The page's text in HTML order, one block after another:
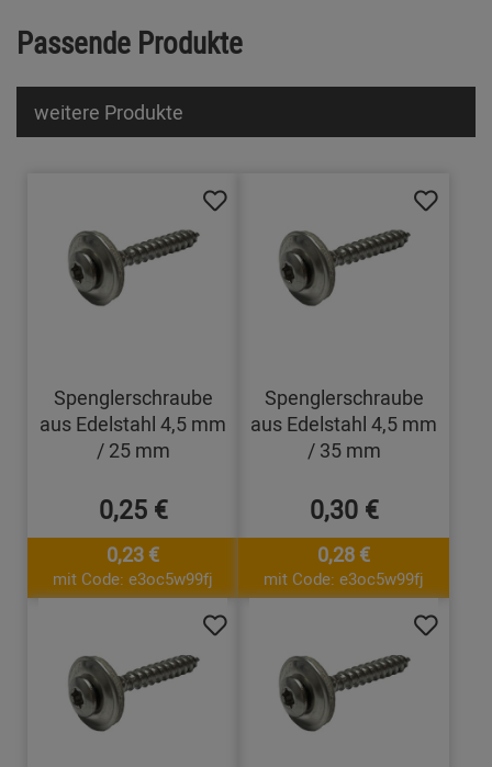
Passende Produkte
weitere Produkte
Spenglerschraube
aus Edelstahl 4,5 mm
/ 25 mm
0,25 €
0,23 €
mit Code: e3oc5w99fj
Spenglerschraube
aus Edelstahl 4,5 mm
/ 35 mm
0,30 €
0,28 €
mit Code: e3oc5w99fj